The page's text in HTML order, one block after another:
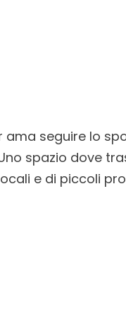
ama seguire lo
spazio dove
e di piccoli